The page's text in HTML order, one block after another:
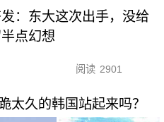
：东大这次出手，没给
点幻想
阅读 2901
太久的韩国站起来吗？